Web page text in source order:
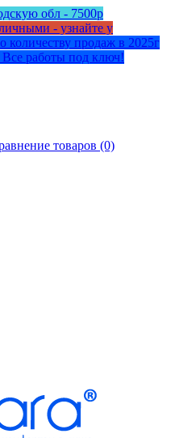
обл - 7500р
- узнайте у
продаж в 2025г
работы под ключ!
товаров (0)